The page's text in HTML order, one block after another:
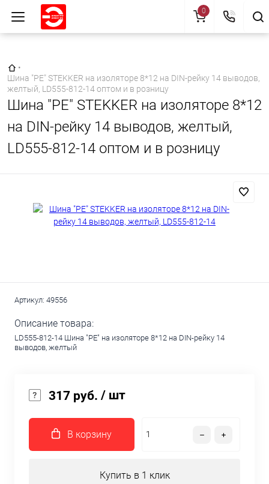
Главная страница
•
Шина "PE" STEKKER на изоляторе 8*12 на DIN-рейку 14 выводов,
желтый, LD555-812-14 оптом и в розницу
Шина "PE" STEKKER на изоляторе 8*12
на DIN-рейку 14 выводов, желтый,
LD555-812-14 оптом и в розницу
Артикул: 49556
Описание товара:
LD555-812-14 Шина "PE" на изоляторе 8*12 на DIN-рейку 14
выводов, желтый
317 руб. / шт
В корзину
Купить в 1 клик
0